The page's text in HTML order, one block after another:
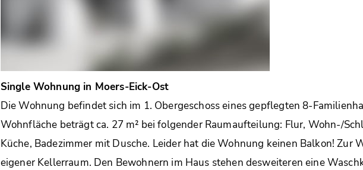
Single Wohnung in Moers-Eick-Ost
Die Wohnung befindet sich im 1. Obergeschoss eines gepflegten 8-
Wohnfläche beträgt ca. 27 m² bei folgender Raumaufteilung: Flur, Wohn-/
Küche, Badezimmer mit Dusche. Leider hat die Wohnung keinen Balkon! Zur
eigener Kellerraum. Den Bewohnern im Haus stehen desweiteren eine